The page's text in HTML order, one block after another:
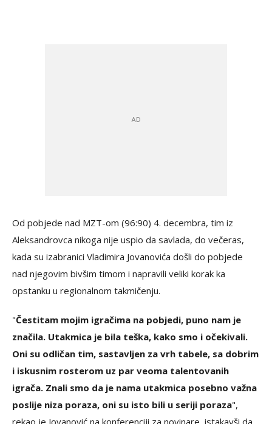
Od pobjede nad MZT-om (96:90) 4. decembra, tim iz
Aleksandrovca nikoga nije uspio da savlada, do večeras,
kada su izabranici Vladimira Jovanovića došli do pobjede
nad njegovim bivšim timom i napravili veliki korak ka
opstanku u regionalnom takmičenju.
"Čestitam mojim igračima na pobjedi, puno nam je
značila. Utakmica je bila teška, kako smo i očekivali.
Oni su odličan tim, sastavljen za vrh tabele, sa dobrim
i iskusnim rosterom uz par veoma talentovanih
igrača. Znali smo da je nama utakmica posebno važna
poslije niza poraza, oni su isto bili u seriji poraza",
rekao je Jovanović na konferenciji za novinare, istakavši da